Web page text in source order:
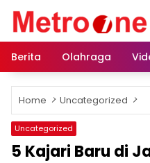
content
Berita
Olahraga
Home Uncategorized
Uncategorized
5 Kajari Baru di